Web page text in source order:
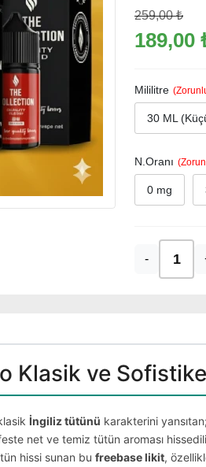
259,00 ₺
189,00
Mililitre
30 ML
N.Oranı
0 mg
-
Klasik ve
İngiliz tütünü karakterini
net ve temiz tütün aroması
hissi sunan bu freebase likit,